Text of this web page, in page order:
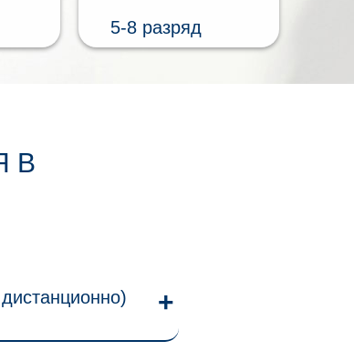
5-8 разряд
В